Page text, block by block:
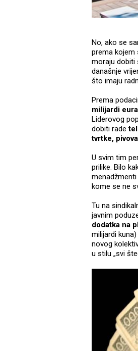
No, ako se
prema kojem
moraju dobiti
današnje
što imaju
Prema
milijardi
Liderovog
dobiti rade
tvrtke,
U svim tim
prilike. Bilo
kome se ne
Tu na
javnim
dodatka na
milijardi
novog
u stilu „svi